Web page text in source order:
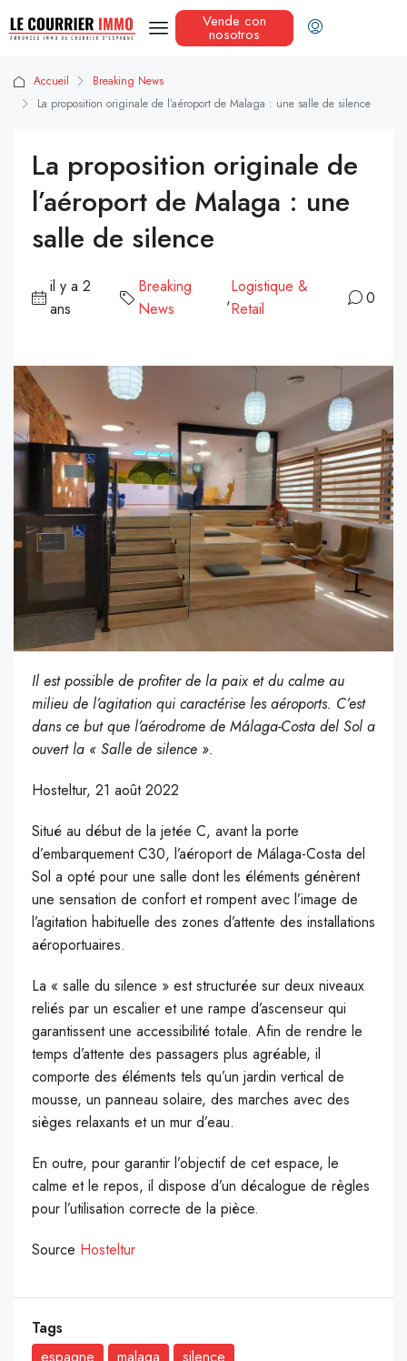
Vende con
nosotros
Accueil
Breaking News
La proposition originale de l’aéroport de Malaga : une salle de silence
La proposition originale de
l’aéroport de Malaga : une
salle de silence
il y a 2
ans
Breaking
News
,
Logistique &
Retail
0
Il est possible de profiter de la paix et du calme au
milieu de l’agitation qui caractérise les aéroports. C’est
dans ce but que l’aérodrome de Málaga-Costa del Sol a
ouvert la « Salle de silence ».
Hosteltur, 21 août 2022
Situé au début de la jetée C, avant la porte
d’embarquement C30, l’aéroport de Málaga-Costa del
Sol a opté pour une salle dont les éléments génèrent
une sensation de confort et rompent avec l’image de
l’agitation habituelle des zones d’attente des installations
aéroportuaires.
La « salle du silence » est structurée sur deux niveaux
reliés par un escalier et une rampe d’ascenseur qui
garantissent une accessibilité totale. Afin de rendre le
temps d’attente des passagers plus agréable, il
comporte des éléments tels qu’un jardin vertical de
mousse, un panneau solaire, des marches avec des
sièges relaxants et un mur d’eau.
En outre, pour garantir l’objectif de cet espace, le
calme et le repos, il dispose d’un décalogue de règles
pour l’utilisation correcte de la pièce.
Source Hosteltur
Tags
espagne
malaga silence